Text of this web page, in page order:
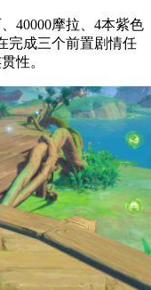
40000摩拉、4本紫色
完成三个前置剧情任
性。